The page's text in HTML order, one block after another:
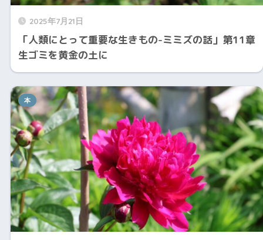
2025年7月21日
「人類にとって重要な生きもの-ミミズの話」第11章
生ゴミを黄金の土に
本